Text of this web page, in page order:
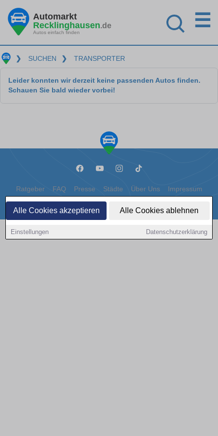
Alle Cookies akzeptieren Alle Cookies ablehnen
Einstellungen Datenschutzerklärung
Automarkt
Recklinghausen.de
Autos einfach finden
☰
❯ SUCHEN ❯ TRANSPORTER
Leider konnten wir derzeit keine passenden Autos finden.
Schauen Sie bald wieder vorbei!
Ratgeber FAQ Presse Städte Über Uns Impressum
Datenschutz Cookies
Copyright © 2000 - 2026 | 1A Infosysteme GmbH | Content by: 1a-sites-autos